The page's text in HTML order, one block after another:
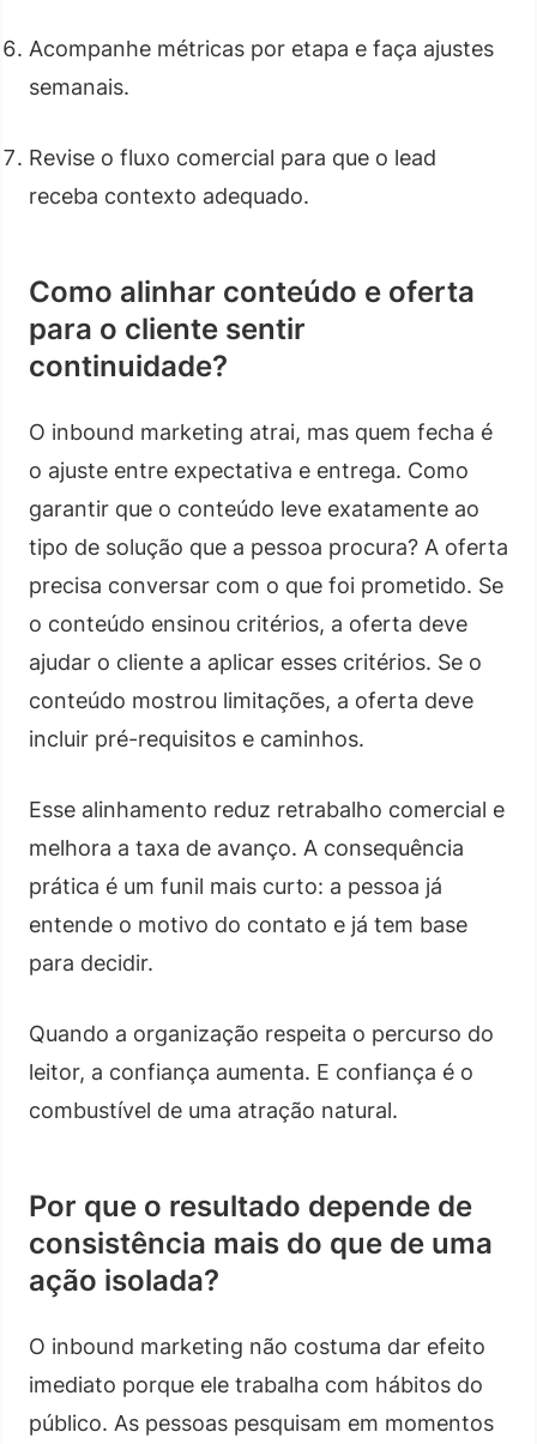
Acompanhe métricas por etapa e faça ajustes
semanais.
Revise o fluxo comercial para que o lead
receba contexto adequado.
Como alinhar conteúdo e oferta
para o cliente sentir
continuidade?
O inbound marketing atrai, mas quem fecha é
o ajuste entre expectativa e entrega. Como
garantir que o conteúdo leve exatamente ao
tipo de solução que a pessoa procura? A oferta
precisa conversar com o que foi prometido. Se
o conteúdo ensinou critérios, a oferta deve
ajudar o cliente a aplicar esses critérios. Se o
conteúdo mostrou limitações, a oferta deve
incluir pré-requisitos e caminhos.
Esse alinhamento reduz retrabalho comercial e
melhora a taxa de avanço. A consequência
prática é um funil mais curto: a pessoa já
entende o motivo do contato e já tem base
para decidir.
Quando a organização respeita o percurso do
leitor, a confiança aumenta. E confiança é o
combustível de uma atração natural.
Por que o resultado depende de
consistência mais do que de uma
ação isolada?
O inbound marketing não costuma dar efeito
imediato porque ele trabalha com hábitos do
público. As pessoas pesquisam em momentos